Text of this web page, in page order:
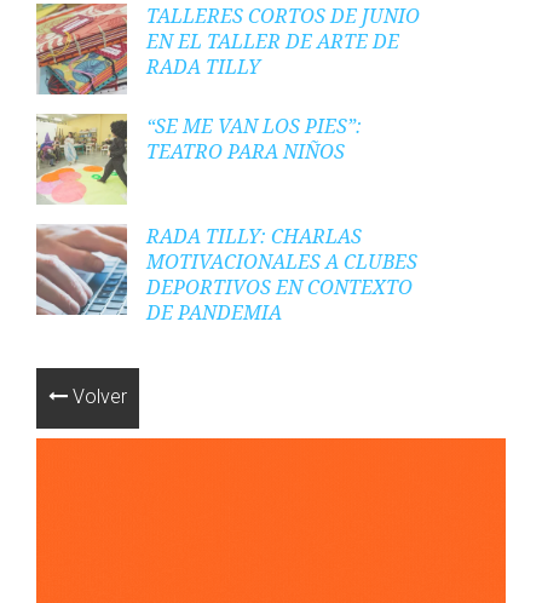
TALLERES CORTOS DE JUNIO
EN EL TALLER DE ARTE DE
RADA TILLY
“SE ME VAN LOS PIES”:
TEATRO PARA NIÑOS
RADA TILLY: CHARLAS
MOTIVACIONALES A CLUBES
DEPORTIVOS EN CONTEXTO
DE PANDEMIA
Volver